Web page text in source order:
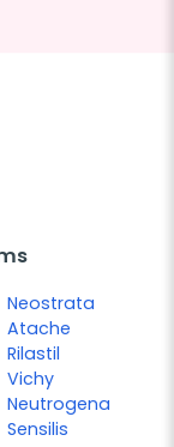
Neostrata
Atache
Rilastil
Vichy
Neutrogena
Sensilis